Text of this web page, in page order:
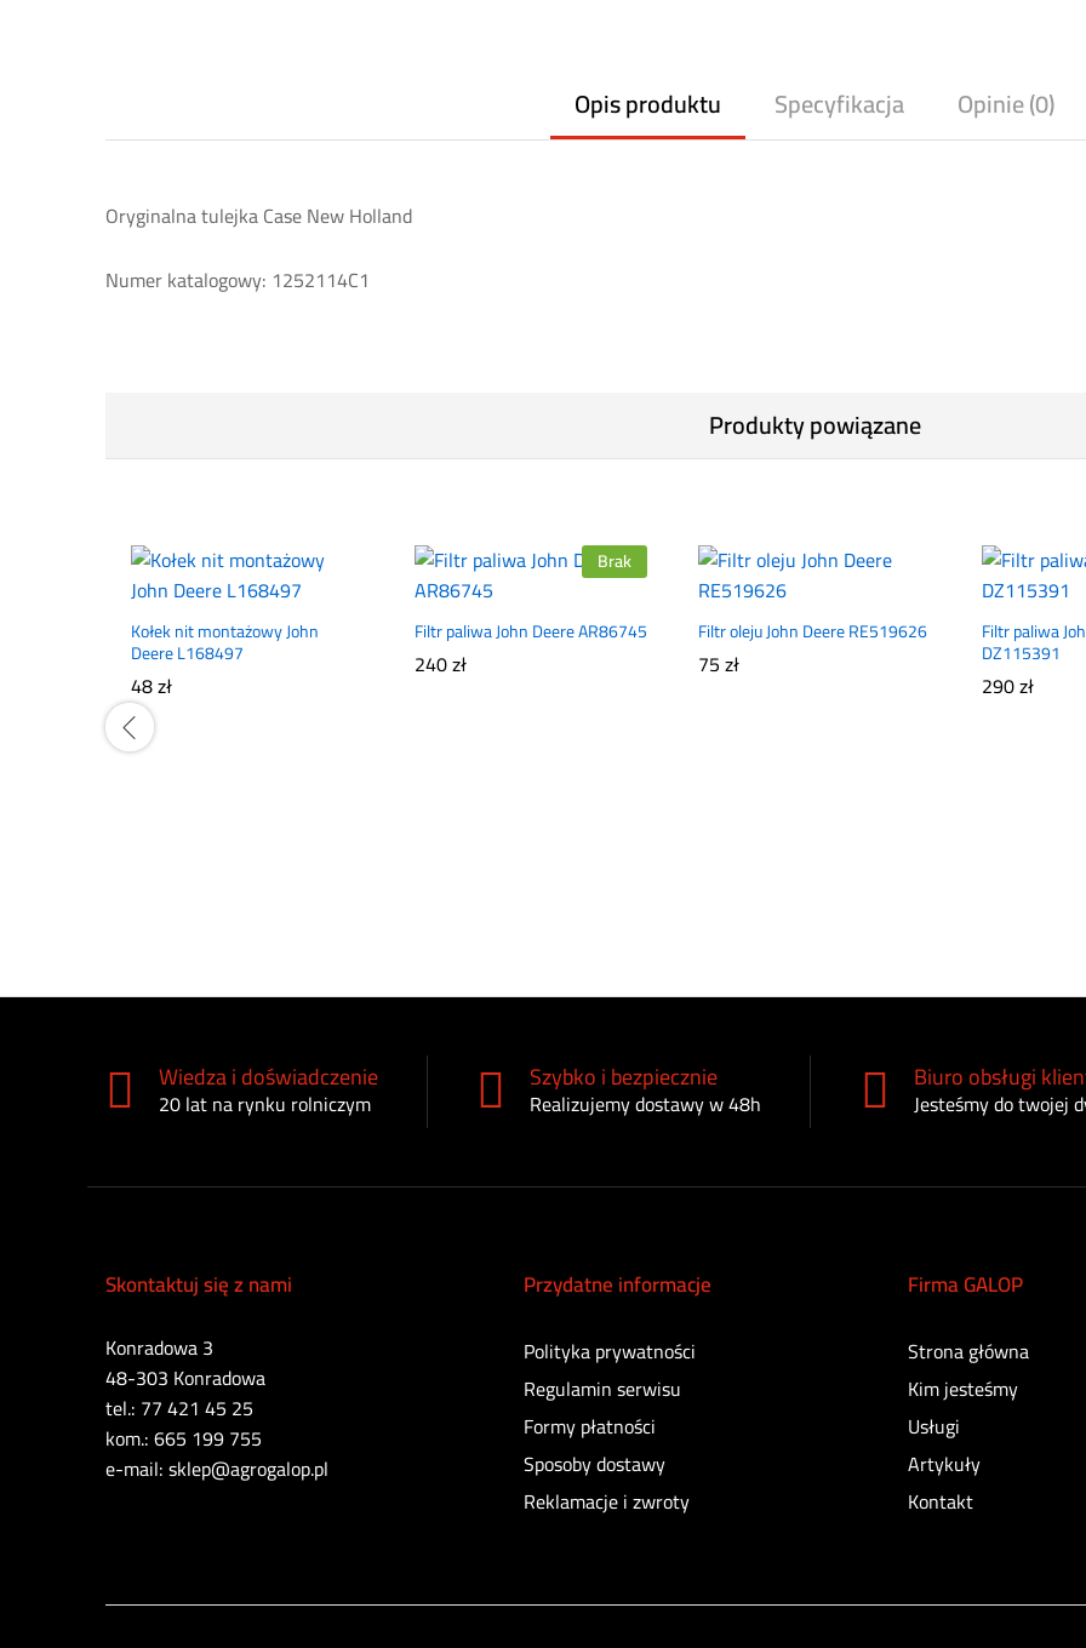
Opis produktu Specyfikacja Opinie (0)
Oryginalna tulejka Case New Holland
Numer katalogowy: 1252114C1
Produkty powiązane
Kołek nit montażowy John
Deere L168497
48zł
Brak
Filtr paliwa John Deere AR86745
240zł
Filtr oleju John Deere RE519626
75zł
Filtr paliwa
DZ115391
290zł
Wiedza i doświadczenie
20 lat na rynku rolniczym
Szybko i bezpiecznie
Realizujemy dostawy w 48h
Biuro obsługi
Jesteśmy do twojej
Skontaktuj się z nami
Konradowa 3
48-303 Konradowa
tel.: 77 421 45 25
kom.: 665 199 755
e-mail: sklep@agrogalop.pl
Przydatne informacje
Polityka prywatności
Regulamin serwisu
Formy płatności
Sposoby dostawy
Reklamacje i zwroty
Firma GALOP
Strona główna
Kim jesteśmy
Usługi
Artykuły
Kontakt